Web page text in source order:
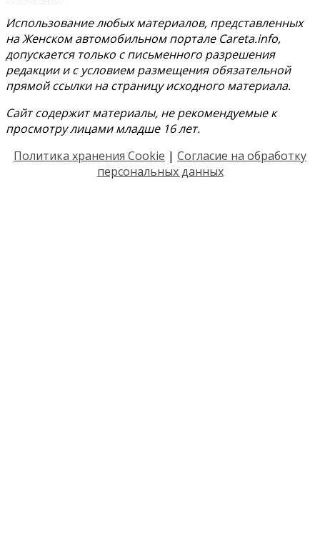
Использование любых материалов, представленных
на Женском автомобильном портале Careta.info,
допускается только с письменного разрешения
редакции и с условием размещения обязательной
прямой ссылки на страницу исходного материала.
Сайт содержит материалы, не рекомендуемые к
просмотру лицами младше 16 лет.
Политика хранения Cookie | Согласие на обработку
персональных данных